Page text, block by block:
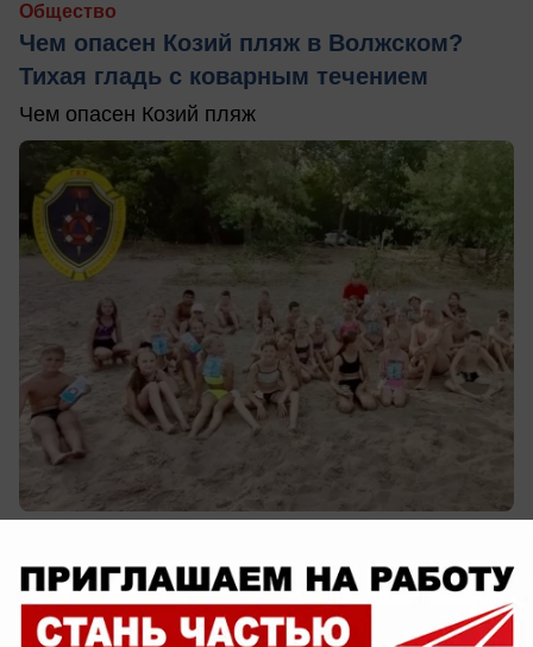
Общество
Чем опасен Козий пляж в Волжском?
Тихая гладь с коварным течением
Чем опасен Козий пляж
Обращение в редакцию
«Это шутка какая-то?»: жители